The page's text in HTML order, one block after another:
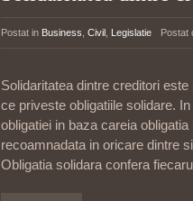
Postat in Business Civil Legislatie Postat
Solidaritatea dintre creditori
ce priveste obligatiile solidare.
obligatiei in baza careia
recoamnadata in oricare dintre
Obligatia solidara confera